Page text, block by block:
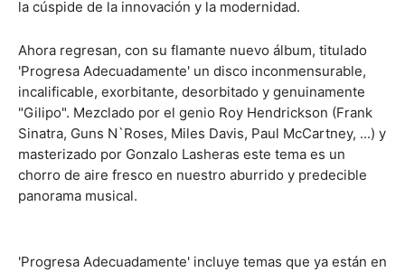
la cúspide de la innovación y la modernidad.
Ahora regresan, con su flamante nuevo álbum, titulado
'Progresa Adecuadamente' un disco inconmensurable,
incalificable, exorbitante, desorbitado y genuinamente
"Gilipo". Mezclado por el genio Roy Hendrickson (Frank
Sinatra, Guns N`Roses, Miles Davis, Paul McCartney, ...) y
masterizado por Gonzalo Lasheras este tema es un
chorro de aire fresco en nuestro aburrido y predecible
panorama musical.
'Progresa Adecuadamente' incluye temas que ya están en